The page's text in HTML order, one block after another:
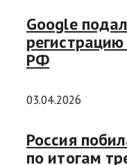
Google
РФ
03.04.2026
Россия
по итогам